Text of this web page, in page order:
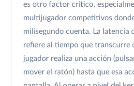
es otro factor crítico,
multijugador competitivos
milisegundo cuenta. La latencia
refiere al tiempo que transcurre
jugador realiza una acción
mover el ratón) hasta que esa